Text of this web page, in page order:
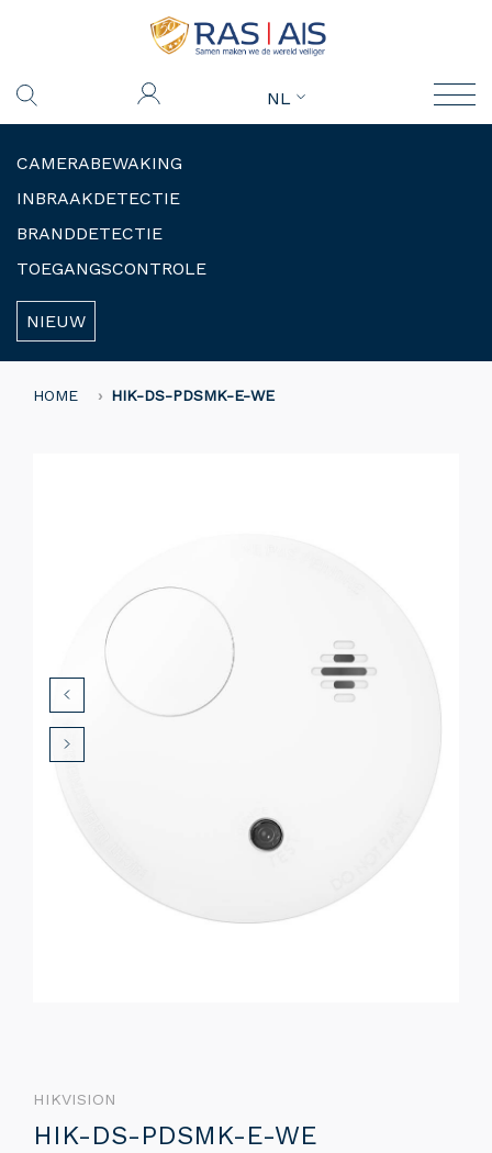
NL
CAMERABEWAKING
INBRAAKDETECTIE
BRANDDETECTIE
TOEGANGSCONTROLE
NIEUW
HOME HIK-DS-PDSMK-E-WE
HIKVISION
HIK-DS-PDSMK-E-WE